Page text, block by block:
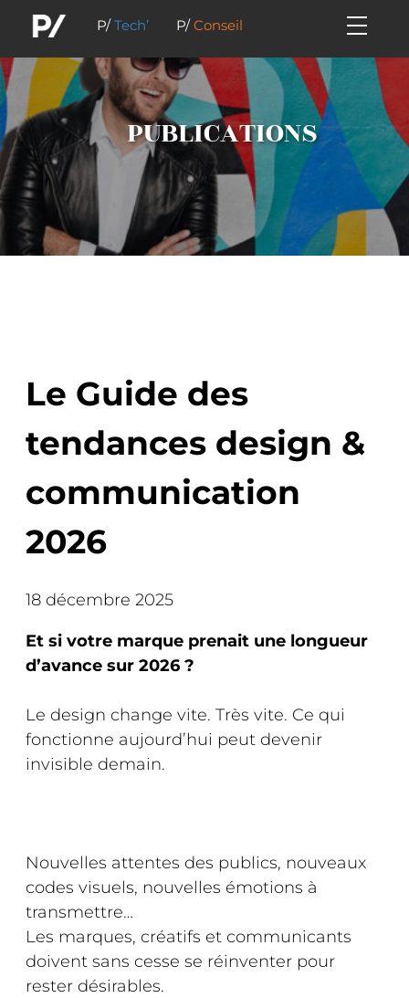
P/Tech’ P/Conseil
PUBLICATIONS
Le Guide des
tendances design &
communication
2026
18 décembre 2025
Et si votre marque prenait une longueur
d’avance sur 2026 ?
Le design change vite. Très vite. Ce qui
fonctionne aujourd’hui peut devenir
invisible demain.
Nouvelles attentes des publics, nouveaux
codes visuels, nouvelles émotions à
transmettre…
Les marques, créatifs et communicants
doivent sans cesse se réinventer pour
rester désirables.